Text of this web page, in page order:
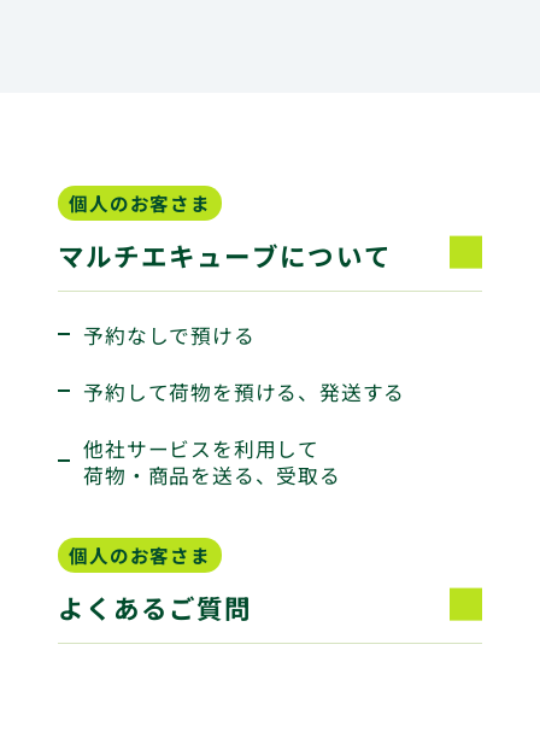
個人のお客さま
マルチエキューブについて
予約なしで預ける
予約して荷物を預ける、発送する
他社サービスを利用して
荷物・商品を送る、受取る
個人のお客さま
よくあるご質問